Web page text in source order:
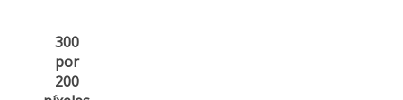
300
por
200